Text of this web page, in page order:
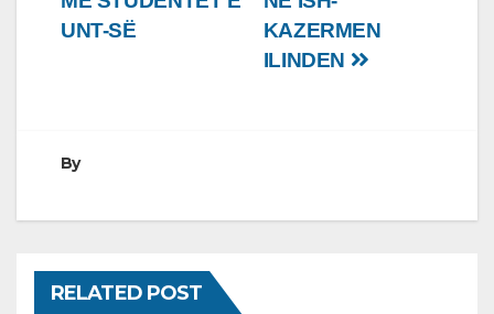
postimet
KAZERMEN
ILINDEN
UNT-SË
By
RELATED POST